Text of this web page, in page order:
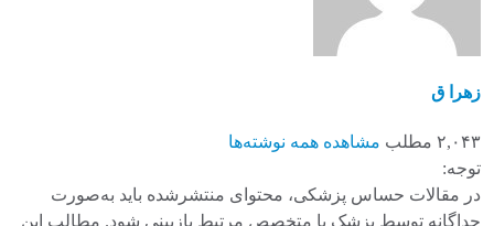
زهرا ق
۲,۰۴۳ مطلب
مشاهده همه نوشته‌ها
توجه:
در مقالات حساس پزشکی، محتوای منتشرشده باید به‌صورت
جداگانه توسط پزشک یا متخصص مرتبط بازبینی شود. مطالب این